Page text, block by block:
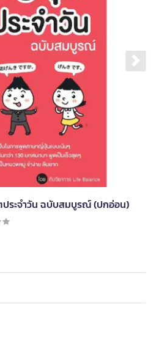
ระจำวัน ฉบับสมบูรณ์ (ปกอ่อน)